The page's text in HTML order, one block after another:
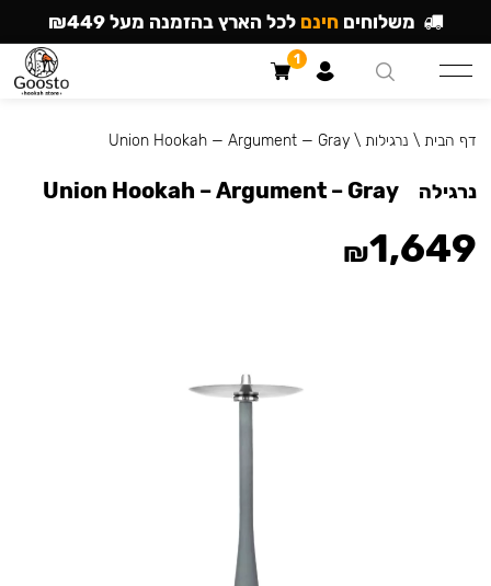
דף הבית \ נרגילות \
Union Hookah — Argument — Gray
נרגילה Union Hookah – Argument – Gray
₪1,649
משלוחים חינם לכל הארץ בהזמנה מעל ₪449
1